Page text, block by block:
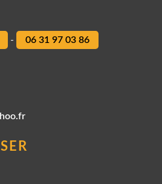
- 06 31 97 03 86